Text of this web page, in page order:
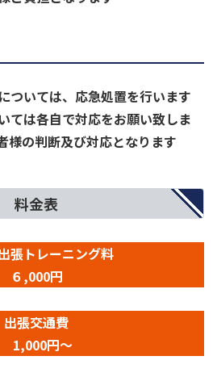
ついては、応急処置を行います
ては各自で対応をお願い致しま
様の判断及び対応となります
料金表
張トレーニング料
６,000円
出張交通費
1,000円～